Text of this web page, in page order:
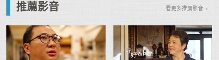
推薦影音 看更多推薦影音 +